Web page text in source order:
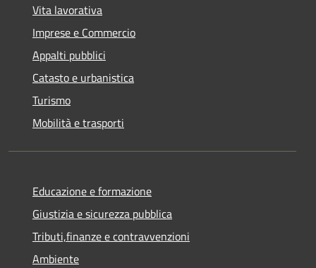
Vita lavorativa
Imprese e Commercio
Appalti pubblici
Catasto e urbanistica
Turismo
Mobilità e trasporti
Educazione e formazione
Giustizia e sicurezza pubblica
Tributi,finanze e contravvenzioni
Ambiente